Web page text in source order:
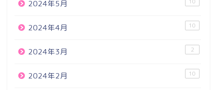
2024年5月
2024年4月 10
2024年3月 2
2024年2月 10